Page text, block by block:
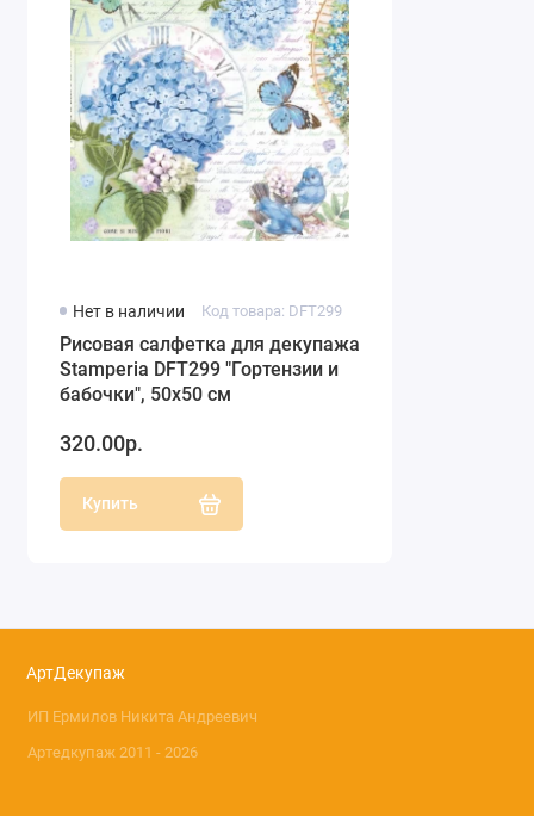
Нет в наличии Код товара: DFT299
Рисовая салфетка для декупажа
Stamperia DFT299 "Гортензии и
бабочки", 50х50 см
320.00р.
Купить
АртДекупаж
ИП Ермилов Никита Андреевич
Артедкупаж 2011 - 2026